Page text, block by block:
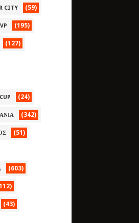
CITY (59)
(195)
(127)
(24)
(342)
(51)
(603)
(43)